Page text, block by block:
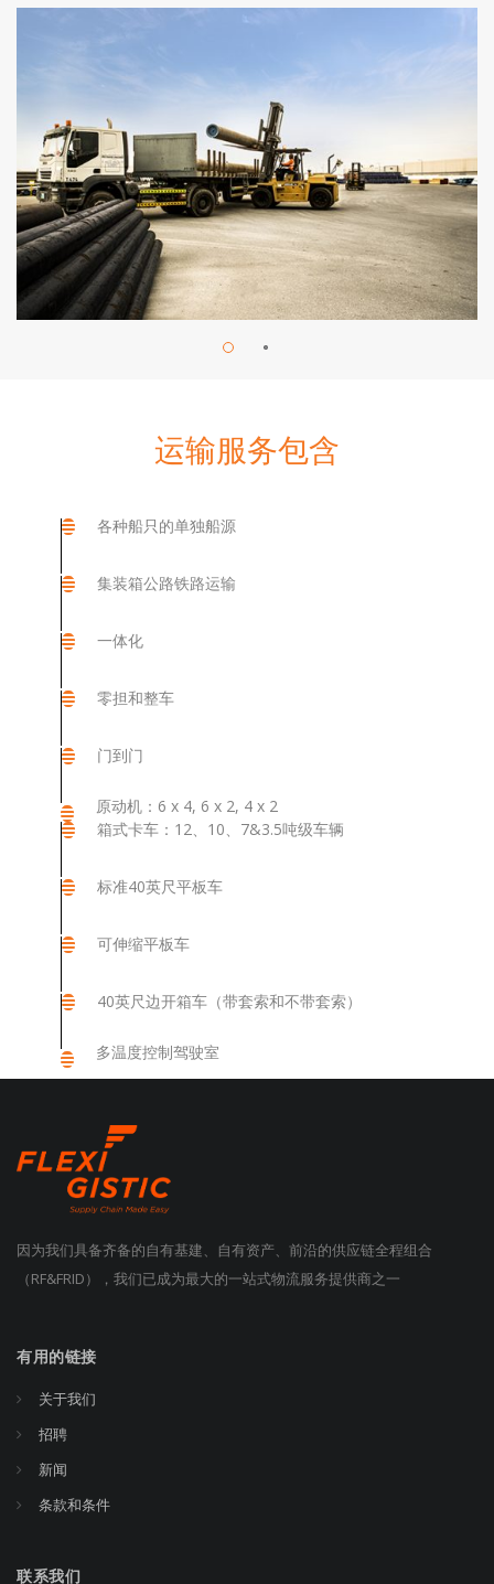
运输服务包含
各种船只的单独船源
集装箱公路铁路运输
一体化
零担和整车
门到门
原动机：6 x 4, 6 x 2, 4 x 2
箱式卡车：12、10、7&3.5吨级车辆
标准40英尺平板车
可伸缩平板车
40英尺边开箱车（带套索和不带套索）
多温度控制驾驶室
因为我们具备齐备的自有基建、自有资产、前沿的供应链全程组合
（RF&FRID），我们已成为最大的一站式物流服务提供商之一
有用的链接
关于我们
招聘
新闻
条款和条件
联系我们